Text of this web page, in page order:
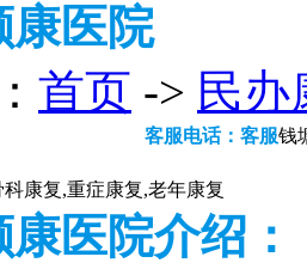
康医院
首页 -> 民办
客服电话：客服钱
康复,重症康复,老年康复
医院介绍：